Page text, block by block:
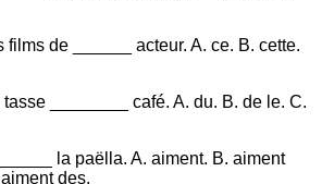
films de ______ acteur. A. ce. B. cette.
________ café. A. du. B. de le. C.
la paëlla. A. aiment. B. aiment
des.